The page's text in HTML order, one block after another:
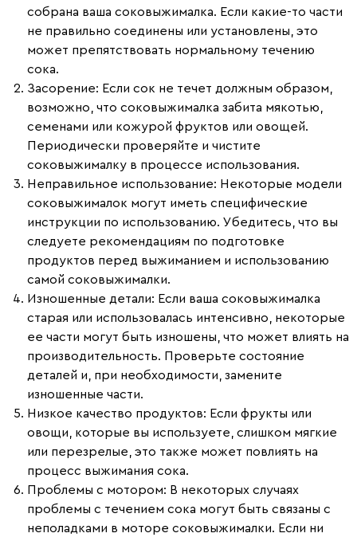
собрана ваша соковыжималка. Если какие-то части
не правильно соединены или установлены, это
может препятствовать нормальному течению
сока.
Засорение: Если сок не течет должным образом,
возможно, что соковыжималка забита мякотью,
семенами или кожурой фруктов или овощей.
Периодически проверяйте и чистите
соковыжималку в процессе использования.
Неправильное использование: Некоторые модели
соковыжималок могут иметь специфические
инструкции по использованию. Убедитесь, что вы
следуете рекомендациям по подготовке
продуктов перед выжиманием и использованию
самой соковыжималки.
Изношенные детали: Если ваша соковыжималка
старая или использовалась интенсивно, некоторые
ее части могут быть изношены, что может влиять на
производительность. Проверьте состояние
деталей и, при необходимости, замените
изношенные части.
Низкое качество продуктов: Если фрукты или
овощи, которые вы используете, слишком мягкие
или перезрелые, это также может повлиять на
процесс выжимания сока.
Проблемы с мотором: В некоторых случаях
проблемы с течением сока могут быть связаны с
неполадками в моторе соковыжималки. Если ни